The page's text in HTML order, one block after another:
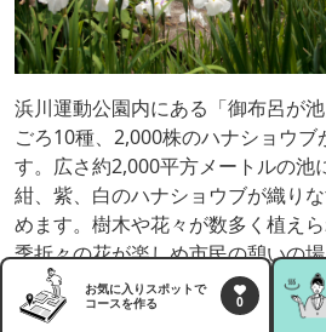
浜川運動公園内にある「御布呂が
ごろ10種、2,000株のハナショウブ
す。広さ約2,000平方メートルの池
紺、紫、白のハナショウブが織り
めます。樹木や花々が数多く植え
季折々の花が楽しめ市民の憩いの
お気に入りスポットで
コースを作る
0